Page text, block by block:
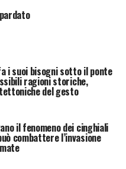
i suoi bisogni sotto il ponte
ragioni storiche,
del gesto
il fenomeno dei cinghiali
combattere l’invasione